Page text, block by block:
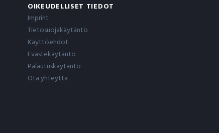
OIKEUDELLISET TIEDOT
Imprint
Tietosuojakäytäntö
Käyttöehdot
Evästekäytäntö
Palautuskäytäntö
Ota yhteyttä